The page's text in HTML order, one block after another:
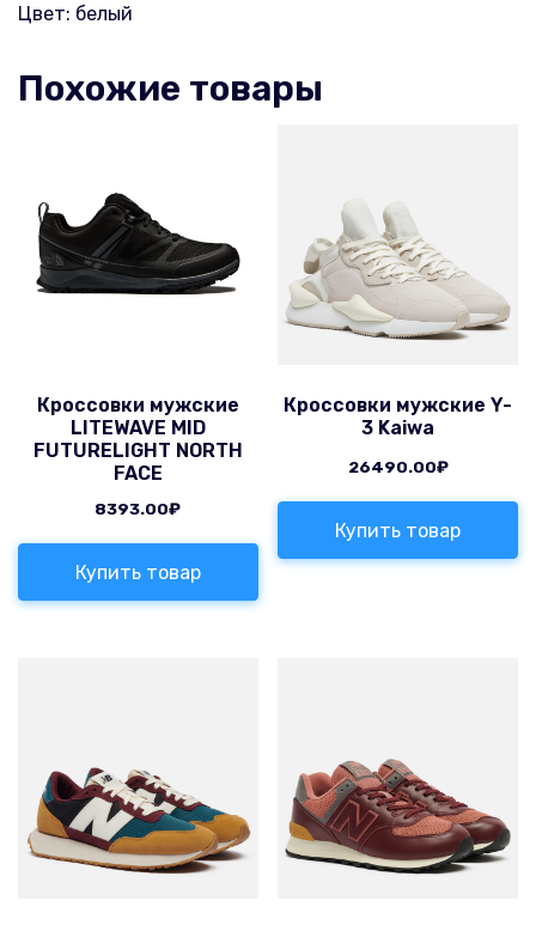
Цвет: белый
Похожие товары
Кроссовки мужские
LITEWAVE MID
FUTURELIGHT NORTH
FACE
8393.00₽
Купить товар
Кроссовки мужские Y-
3 Kaiwa
26490.00₽
Купить товар